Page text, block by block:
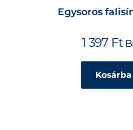
Egysoros
1 397 Ft